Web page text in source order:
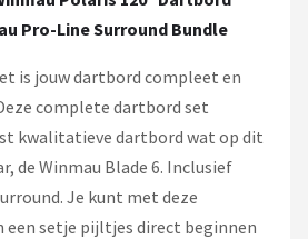
Pro-Line Surround Bundle
is jouw dartbord compleet en
complete dartbord set
kwalitatieve dartbord wat op dit
de Winmau Blade 6. Inclusief
Je kunt met deze
setje pijltjes direct beginnen